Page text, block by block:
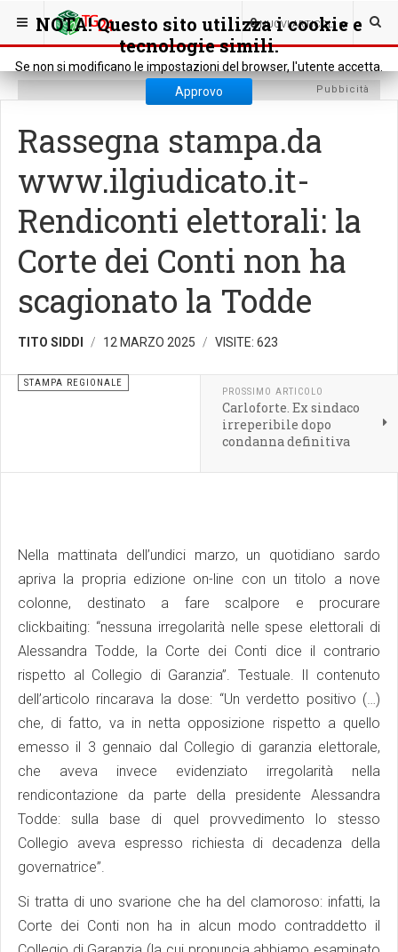
NOTA! Questo sito utilizza i cookie e
tecnologie simili.
Se non si modificano le impostazioni del browser, l'utente accetta.
Approvo
0 NUOVI ARTICOLI
SEI QUI: RASSEGNA STAMPA STAMPA REGIONALE
Pubbicità
Rassegna stampa.da
www.ilgiudicato.it-
Rendiconti elettorali: la
Corte dei Conti non ha
scagionato la Todde
TITO SIDDI 12 MARZO 2025 VISITE: 623
STAMPA REGIONALE
PROSSIMO ARTICOLO
Carloforte. Ex sindaco
irreperibile dopo
condanna definitiva
Nella mattinata dell’undici marzo, un quotidiano sardo
apriva la propria edizione on-line con un titolo a nove
colonne, destinato a fare scalpore e procurare
clickbaiting: “nessuna irregolarità nelle spese elettorali di
Alessandra Todde, la Corte dei Conti dice il contrario
rispetto al Collegio di Garanzia”. Testuale. Il contenuto
dell’articolo rincarava la dose: “Un verdetto positivo (…)
che, di fatto, va in netta opposizione rispetto a quello
emesso il 3 gennaio dal Collegio di garanzia elettorale,
che aveva invece evidenziato irregolarità nella
rendicontazione da parte della presidente Alessandra
Todde: sulla base di quel provvedimento lo stesso
Collegio aveva espresso richiesta di decadenza della
governatrice”.
Si tratta di uno svarione che ha del clamoroso: infatti, la
Corte dei Conti non ha in alcun modo contraddetto il